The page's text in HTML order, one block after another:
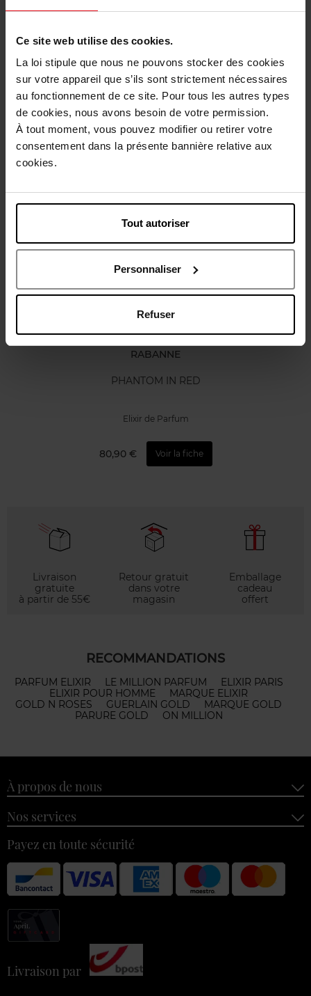
Ce site web utilise des cookies.
La loi stipule que nous ne pouvons stocker des cookies
sur votre appareil que s’ils sont strictement nécessaires
au fonctionnement de ce site. Pour tous les autres types
de cookies, nous avons besoin de votre permission.
À tout moment, vous pouvez modifier ou retirer votre
consentement dans la présente bannière relative aux
cookies.
Tout autoriser
Personnaliser
Refuser
Description
Caractéristiques
Vous aimerez peut-être
RABANNE
PHANTOM IN RED
Elixir de Parfum
80,90 € Voir la fiche
Livraison
gratuite
à partir de 55€
Retour gratuit
dans votre
magasin
Emballage
cadeau
offert
RECOMMANDATIONS
PARFUM ELIXIR LE MILLION PARFUM
ELIXIR PARIS
ELIXIR POUR HOMME
MARQUE ELIXIR
GOLD N ROSES
GUERLAIN GOLD
MARQUE GOLD
PARURE GOLD
ON MILLION
À propos de nous
Nos services
Payez en toute sécurité
Livraison par